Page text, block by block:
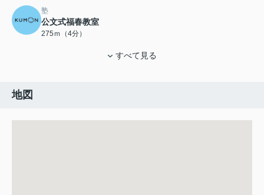
塾
公文式福春教室
275ｍ（4分）
すべて見る
地図